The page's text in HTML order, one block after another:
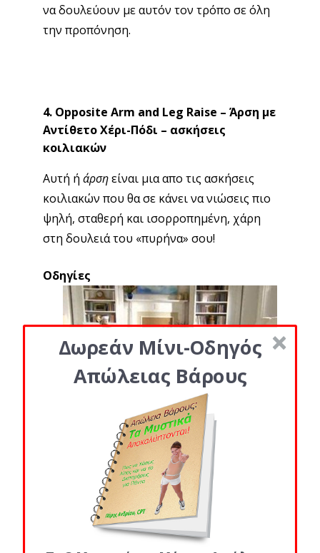
να δουλεύουν με αυτόν τον τρόπο σε όλη
την προπόνηση.
4. Opposite Arm and Leg Raise – Άρση με
Αντίθετο Χέρι-Πόδι – ασκήσεις
κοιλιακών
Αυτή ή άρσηείναι μια απο τις ασκήσεις
κοιλιακών που θα σε κάνει να νιώσεις πιο
ψηλή, σταθερή και ισορροπημένη, χάρη
στη δουλειά του «πυρήνα» σου!
Οδηγίες
1. Ξεκίνα στα τέσσερα, ευθυγραμμίζοντας
τα γόνατά σου κάτω από τους γοφούς σου
και τους καρπούς σου κάτω από τους
ώμους σου.
2. Σήκωσε το αριστερό σου χέρι στο
ύψος του ώμου και το αριστερό πόδι σου
Δωρεάν Μίνι-Οδηγός
Απώλειας Βάρους